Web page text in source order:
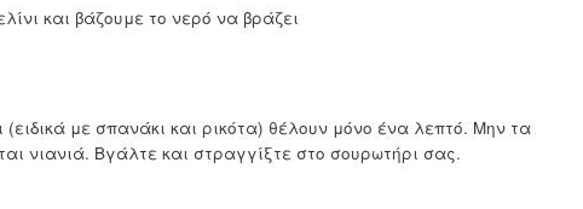
και βάζουμε το νερό να βράζει
με σπανάκι και ρικότα) θέλουν μόνο ένα λεπτό. Μην τα
νιανιά. Βγάλτε και στραγγίξτε στο σουρωτήρι σας.